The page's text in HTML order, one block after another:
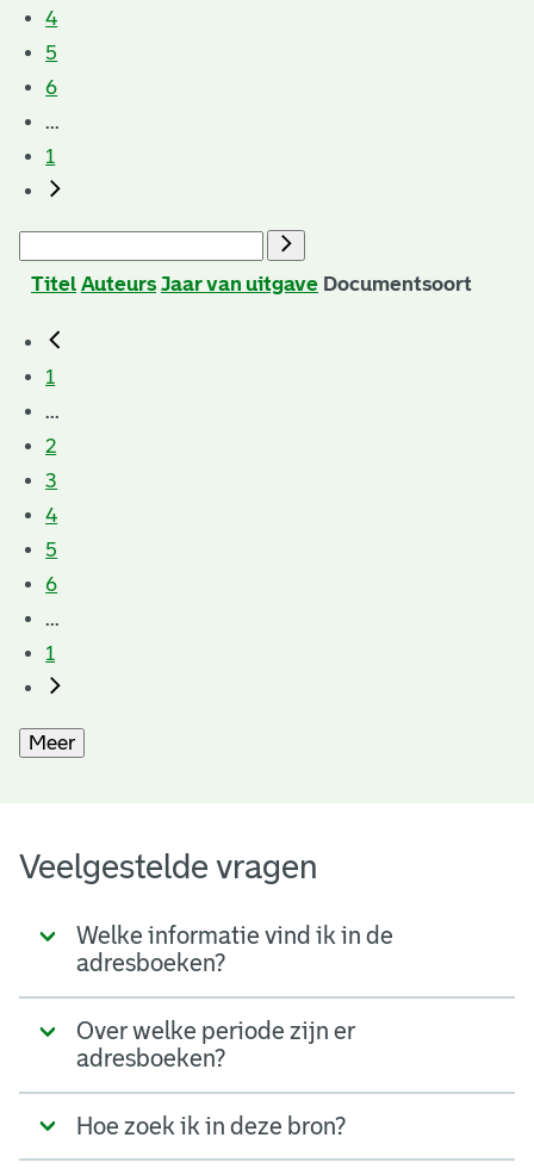
4
5
6
...
1
Titel Auteurs Jaar van uitgave Documentsoort
1
...
2
3
4
5
6
...
1
Meer
Veelgestelde vragen
Welke informatie vind ik in de
adresboeken?
Over welke periode zijn er
adresboeken?
Hoe zoek ik in deze bron?